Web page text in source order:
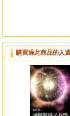
科學不過的事了
大衛．波姆……
纏、觀察者效應
驗，讓當代量子
麼能擷取宇宙能
購買過此商品的人